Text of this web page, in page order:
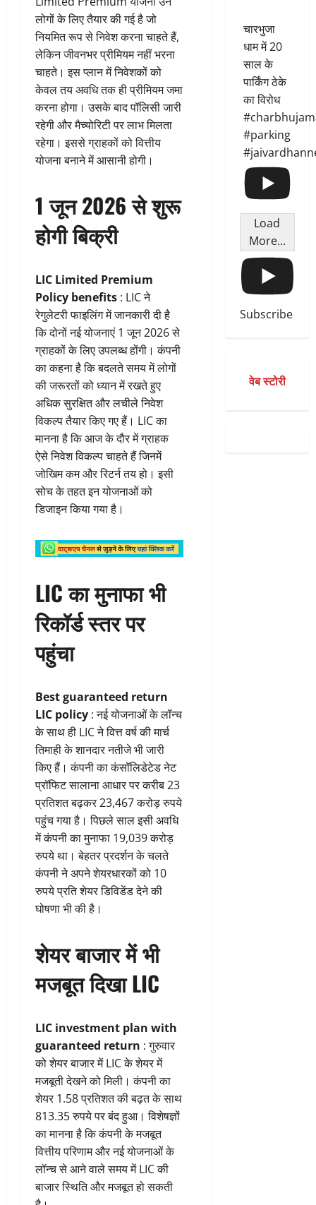
लोगों के लिए तैयार की गई है जो
नियमित रूप से निवेश करना चाहते हैं,
लेकिन जीवनभर प्रीमियम नहीं भरना
चाहते। इस प्लान में निवेशकों को
केवल तय अवधि तक ही प्रीमियम जमा
करना होगा। उसके बाद पॉलिसी जारी
रहेगी और मैच्योरिटी पर लाभ मिलता
रहेगा। इससे ग्राहकों को वित्तीय
योजना बनाने में आसानी होगी।
1 जून 2026 से शुरू
होगी बिक्री
LIC Limited Premium
Policy benefits : LIC ने
रेगुलेटरी फाइलिंग में जानकारी दी है
कि दोनों नई योजनाएं 1 जून 2026 से
ग्राहकों के लिए उपलब्ध होंगी। कंपनी
का कहना है कि बदलते समय में लोगों
की जरूरतों को ध्यान में रखते हुए
अधिक सुरक्षित और लचीले निवेश
विकल्प तैयार किए गए हैं। LIC का
मानना है कि आज के दौर में ग्राहक
ऐसे निवेश विकल्प चाहते हैं जिनमें
जोखिम कम और रिटर्न तय हो। इसी
सोच के तहत इन योजनाओं को
डिजाइन किया गया है।
LIC का मुनाफा भी
रिकॉर्ड स्तर पर
पहुंचा
Best guaranteed return
LIC policy : नई योजनाओं के लॉन्च
के साथ ही LIC ने वित्त वर्ष की मार्च
तिमाही के शानदार नतीजे भी जारी
किए हैं। कंपनी का कंसॉलिडेटेड नेट
प्रॉफिट सालाना आधार पर करीब 23
प्रतिशत बढ़कर 23,467 करोड़ रुपये
पहुंच गया है। पिछले साल इसी अवधि
में कंपनी का मुनाफा 19,039 करोड़
रुपये था। बेहतर प्रदर्शन के चलते
कंपनी ने अपने शेयरधारकों को 10
रुपये प्रति शेयर डिविडेंड देने की
घोषणा भी की है।
शेयर बाजार में भी
मजबूत दिखा LIC
LIC investment plan with
guaranteed return : गुरुवार
को शेयर बाजार में LIC के शेयर में
मजबूती देखने को मिली। कंपनी का
शेयर 1.58 प्रतिशत की बढ़त के साथ
813.35 रुपये पर बंद हुआ। विशेषज्ञों
का मानना है कि कंपनी के मजबूत
वित्तीय परिणाम और नई योजनाओं के
लॉन्च से आने वाले समय में LIC की
बाजार स्थिति और मजबूत हो सकती
चारभुजा
धाम में 20
साल के
पार्किंग ठेके
का विरोध
#parking
Load
More...
Subscribe
वेब स्टोरी